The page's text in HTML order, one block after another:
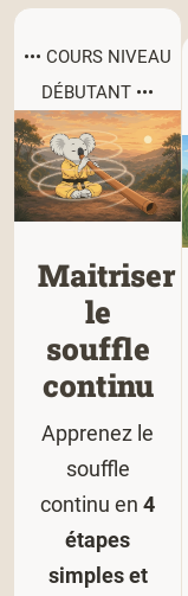
••• COURS NIVEAU
DÉBUTANT •••
Maitriser
le
souffle
continu
Apprenez le
souffle
continu en4
étapes
simples et